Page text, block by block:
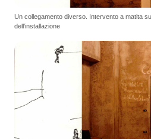
Un collegamento diverso. Intervento a matita
dell’installazione